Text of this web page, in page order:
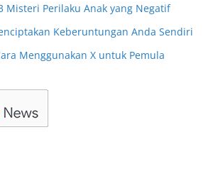
Misteri Perilaku Anak yang Negatif
Keberuntungan Anda Sendiri
Menggunakan X untuk Pemula